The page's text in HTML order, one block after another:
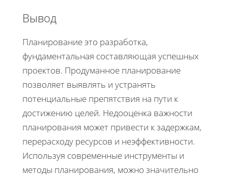
Вывод
Планирование это разработка,
фундаментальная составляющая успешных
проектов. Продуманное планирование
позволяет выявлять и устранять
потенциальные препятствия на пути к
достижению целей. Недооценка важности
планирования может привести к задержкам,
перерасходу ресурсов и неэффективности.
Используя современные инструменты и
методы планирования, можно значительно